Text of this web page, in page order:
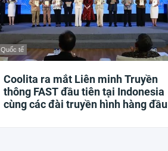
Quốc tế
Coolita ra mắt Liên minh Truyền
thông FAST đầu tiên tại Indonesia
cùng các đài truyền hình hàng đầu